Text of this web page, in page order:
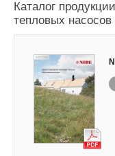
Каталог
тепловых насосов